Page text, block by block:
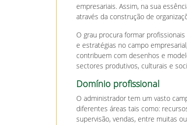
empresariais. Assim, na sua
através da construção de
O grau procura formar
e estratégias no campo
contribuem com desenhos e
sectores produtivos, culturais e
Domínio profissional
O administrador tem um vasto
diferentes áreas tais como:
supervisão, vendas, entre muitas